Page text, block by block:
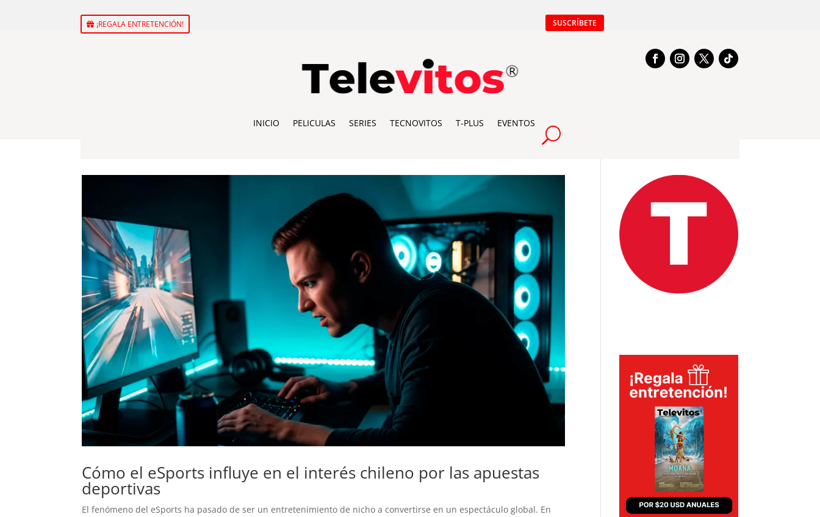
¡REGALA ENTRETENCIÓN! SUSCRÍBETE
INICIO PELICULAS SERIES TECNOVITOS T-PLUS EVENTOS
Cómo el eSports influye en el interés chileno por las apuestas
deportivas
El fenómeno del eSports ha pasado de ser un entretenimiento de nicho a convertirse en un espectáculo global. En